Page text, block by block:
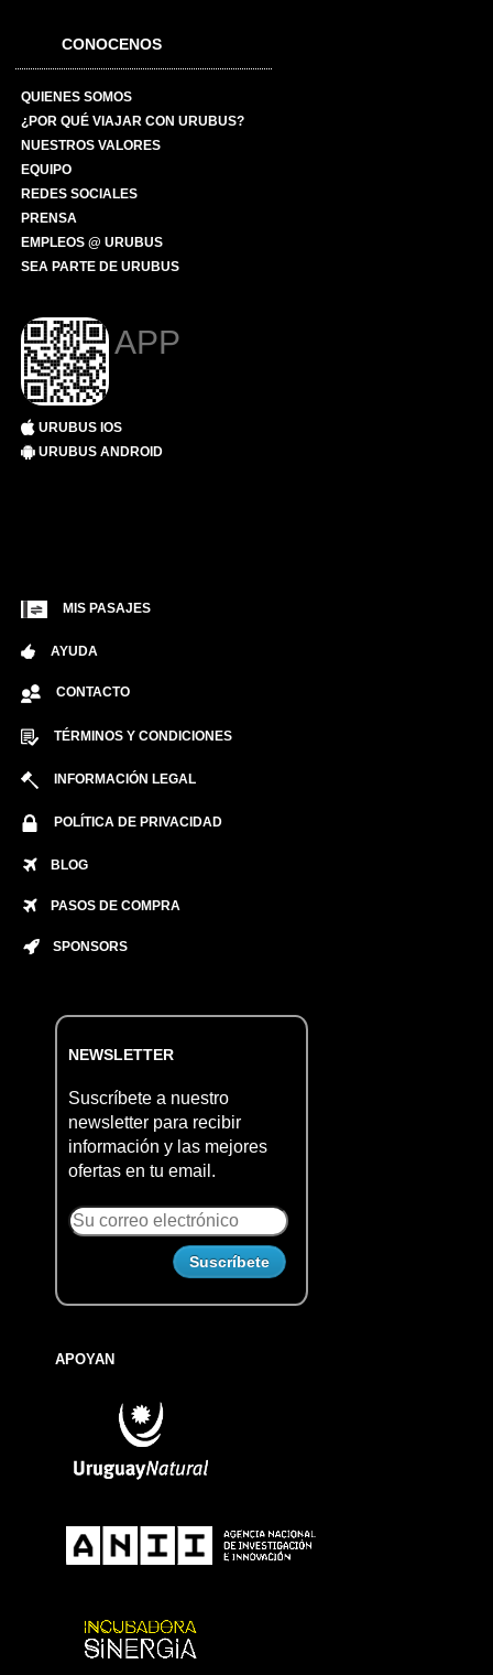
CONOCENOS
QUIENES SOMOS
¿POR QUÉ VIAJAR CON URUBUS?
NUESTROS VALORES
EQUIPO
REDES SOCIALES
PRENSA
EMPLEOS @ URUBUS
SEA PARTE DE URUBUS
APP
URUBUS IOS
URUBUS ANDROID
MIS PASAJES
AYUDA
CONTACTO
TÉRMINOS Y CONDICIONES
INFORMACIÓN LEGAL
POLÍTICA DE PRIVACIDAD
BLOG
PASOS DE COMPRA
SPONSORS
NEWSLETTER
Suscríbete a nuestro
newsletter para recibir
información y las mejores
ofertas en tu email.
APOYAN